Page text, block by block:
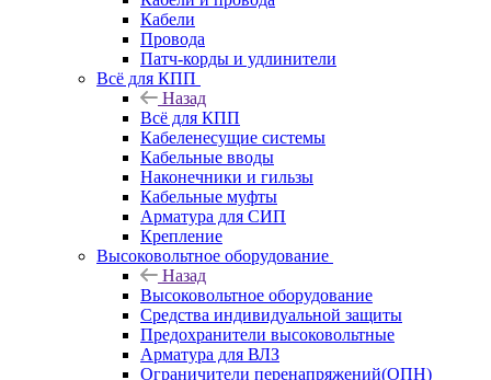
Кабели
Провода
Патч-корды и удлинители
Всё для КПП
Назад
Всё для КПП
Кабеленесущие системы
Кабельные вводы
Наконечники и гильзы
Кабельные муфты
Арматура для СИП
Крепление
Высоковольтное оборудование
Назад
Высоковольтное оборудование
Средства индивидуальной защиты
Предохранители высоковольтные
Арматура для ВЛЗ
Ограничители перенапряжений(ОПН)